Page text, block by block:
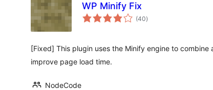
WP Minify Fix
(40общий
рейтинг
)
[Fixed] This plugin uses the Minify engine to combine
improve page load time.
NodeCode